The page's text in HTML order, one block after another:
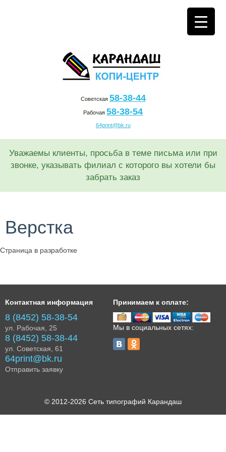
Советская 58-38-44
Рабочая 58-38-54
64print@bk.ru
Уважаемы клиенты, просьба в теме письма или при
звонке, указывать филиал с которого вы хотели бы
забрать заказ
Верстка
Страница в разработке
Контактная информация
8 (8452) 58-38-54
ул. Рабочая, 25
8 (8452) 58-38-44
ул. Советская, 61
64print@bk.ru
Отправить заявку
Принимаем к оплате:
Мы в социальных сетях:
© 2012-2026 Сеть типографий Карандаш